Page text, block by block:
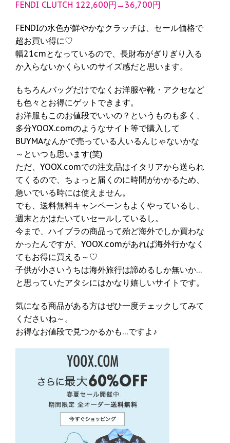
FENDI CLUTCH 122,600円→36,700円
FENDIの水色が鮮やかなクラッチは、セール価格で
超お買い得に♡
幅21cmとなっているので、長財布がぎりぎり入る
か入らないかくらいのサイズ感だと思います。
もちろんバッグだけでなくお洋服や靴・アクセなど
も色々とお得にゲットできます。
お洋服もこのお値段でいいの？というものも多く、
多分YOOX.comのようなサイト等で購入して
BUYMAなんかで売っている人いるんじゃないかな
～といつも思います(笑)
ただ、YOOX.comでの注文品はイタリアから送られ
てくるので、ちょっと届くのに時間がかかるため、
急いでいる時には使えません。
でも、送料無料キャンペーンもよくやっているし、
週末とかはたいていセールしているし。
今まで、ハイブラの商品って殆ど海外でしか買わな
かったんですが、YOOX.comがあれば海外行かなく
てもお得に買える～♡
子供が小さいうちは海外旅行は諦めるしか無いか…
と思っていたアタシにはかなり嬉しいサイトです。
気になる商品がある方はぜひ一度チェックしてみて
くださいね～。
お得なお値段で見つかるかも…ですよ♪